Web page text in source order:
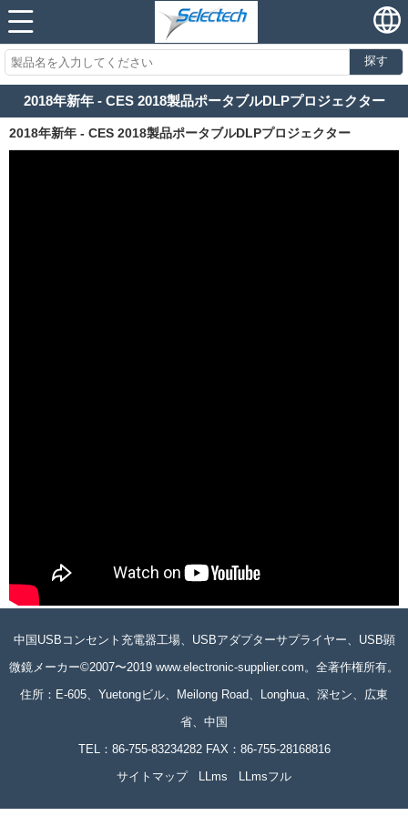
探す
2018年新年 - CES 2018製品ポータブルDLPプロジェクター
2018年新年 - CES 2018製品ポータブルDLPプロジェクター
中国USBコンセント充電器工場、USBアダプターサプライヤー、USB顕
微鏡メーカー©2007〜2019 www.electronic-supplier.com。全著作権所有。
住所：E-605、Yuetongビル、Meilong Road、Longhua、深セン、広東
省、中国
TEL：86-755-83234282 FAX：86-755-28168816
サイトマップ
LLms LLmsフル